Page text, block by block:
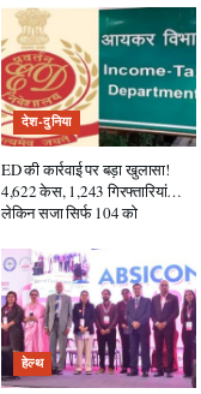
देश-दुनिया
ED की कार्रवाई पर बड़ा खुलासा!
4,622 केस, 1,243 गिरफ्तारियां…
लेकिन सजा सिर्फ 104 को
हेल्थ